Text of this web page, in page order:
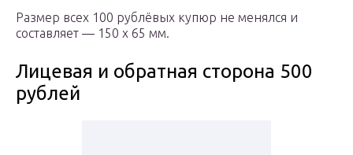
Размер всех 100 рублёвых купюр не менялся и
составляет — 150 x 65 мм.
Лицевая и обратная сторона 500
рублей